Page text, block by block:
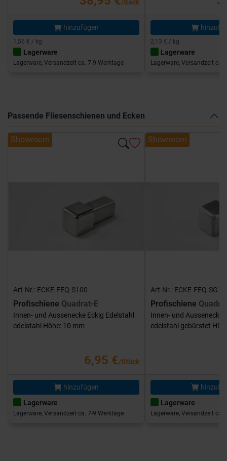
/Sack
hinzufügen
1,56 € / kg
Lagerware
Lagerware, Versandzeit ca. 7-9 Werktage
2,13 € / kg
Lagerware
Lagerware, Versandzeit ca.
Passende Fliesenschienen und Ecken
Showroom
Art-Nr.: ECKE-FEQ-S100
Profischiene Quadrat-E
Innen- und Aussenecke Eckig Edelstahl
edelstahl Höhe: 10 mm
6,95 €/Stück
hinzufügen
Lagerware
Lagerware, Versandzeit ca. 7-9 Werktage
Showroom
Art-Nr.: ECKE-FEQ-
Profischiene
Innen- und Aussenecke
edelstahl gebürstet
Lagerware
Lagerware, Versandzeit ca.